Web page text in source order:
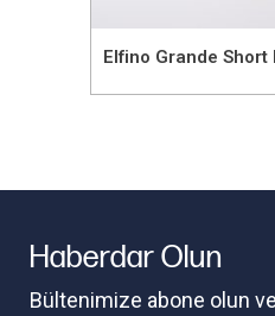
Elfino Grande Short
Haberdar Olun
Bültenimize abone olun